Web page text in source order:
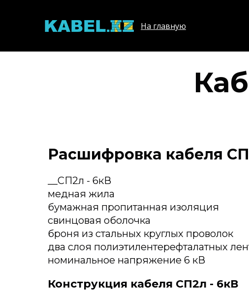
На главную
Расшифровка кабеля
__СП2л - 6кВ
медная жила
бумажная пропитанная изоляция
свинцовая оболочка
броня из стальных круглых проволок
два слоя полиэтилентерефталатных
номинальное напряжение 6 кВ
Конструкция кабеля СП2л - 6кВ